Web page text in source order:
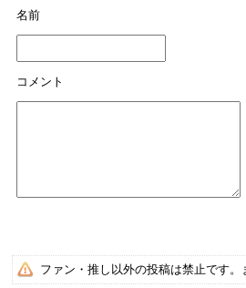
名前
コメント
ファン・推し以外の投稿は禁止です